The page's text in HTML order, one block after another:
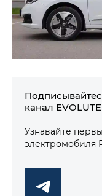
канал EVOLUTE
Узнавайте
электромобиля